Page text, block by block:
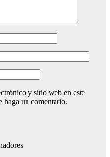
y sitio web en este
haga un comentario.